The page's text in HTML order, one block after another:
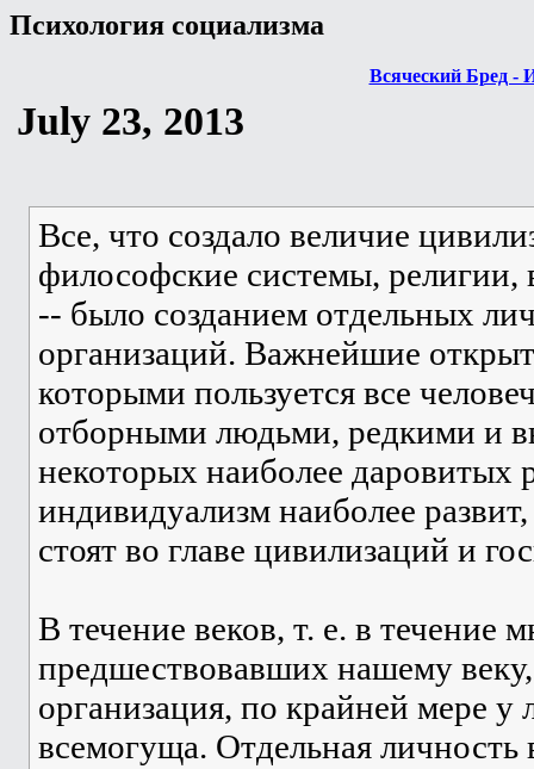
Психология социализма
Всяческий Бред -
July 23, 2013
Все, что создало величие
философские системы, религии,
-- было созданием отдельных
организаций. Важнейшие
которыми пользуется все
отборными людьми, редкими и
некоторых наиболее даровитых
индивидуализм наиболее
стоят во главе цивилизаций и
В течение веков, т. е. в течение
предшествовавших нашему
организация, по крайней мере у
всемогуща. Отдельная личность